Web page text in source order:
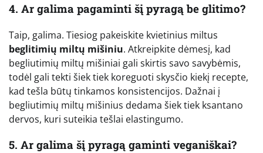
4. Ar galima pagaminti šį pyragą be glitimo?
Taip, galima. Tiesiog pakeiskite kvietinius miltus
beglitimių miltų mišiniu. Atkreipkite dėmesį, kad
begliutimių miltų mišiniai gali skirtis savo savybėmis,
todėl gali tekti šiek tiek koreguoti skysčio kiekį recepte,
kad tešla būtų tinkamos konsistencijos. Dažnai į
begliutimių miltų mišinius dedama šiek tiek ksantano
dervos, kuri suteikia tešlai elastingumo.
5. Ar galima šį pyragą gaminti veganiškai?